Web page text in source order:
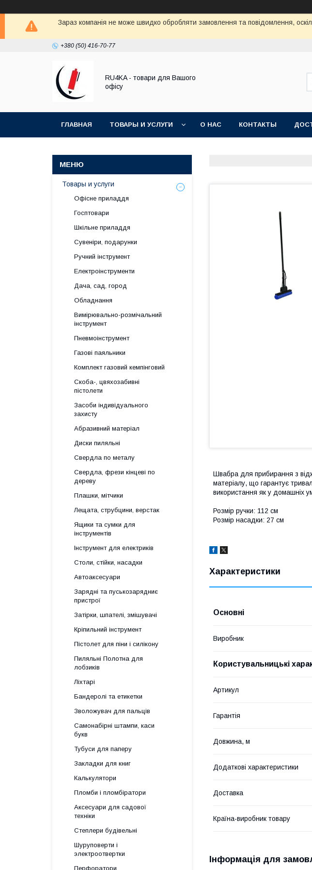
Зараз компанія не може швидко обробляти замовлення та повідомлення,
+380 (50) 416-70-77
RU4KA - товари для Вашого
офісу
ГЛАВНАЯ ТОВАРЫ И УСЛУГИ О НАС КОНТАКТЫ
Швабра для прибирання з
матеріалу, що гарантує
використання як у домашніх
Розмір ручки: 112 см
Розмір насадки: 27 см
Характеристики
Основні
Виробник
Користувальницькі
Артикул
Гарантія
Довжина, м
Додаткові характеристики
Доставка
Країна-виробник товару
Інформація для
Товары и услуги
Офісне приладдя
Госптовари
Шкільне приладдя
Сувеніри, подарунки
Ручний інструмент
Електроінструменти
Дача, сад, город
Обладнання
Вимірювально-розмічальний
інструмент
Пневмоінструмент
Газові паяльники
Комплект газовий кемпінговий
Скоба-, цвяхозабивні
пістолети
Засоби індивідуального
захисту
Абразивний матеріал
Диски пиляльні
Свердла по металу
Свердла, фрези кінцеві по
дереву
Плашки, мітчики
Лещата, струбцини, верстак
Ящики та сумки для
інструментів
Інструмент для електриків
Столи, стійки, насадки
Автоаксесуари
Зарядні та пуськозарядниє
пристрої
Затірки, шпателі, змішувачі
Кріпильний інструмент
Пістолет для піни і силікону
Пиляльні Полотна для
лобзиків
Ліхтарі
Бандеролі та етикетки
Зволожувач для пальців
Самонабірні штампи, каси
букв
Тубуси для паперу
Закладки для книг
Калькулятори
Пломби і пломбіратори
Аксесуари для садової
техніки
Степлери будівельні
Шуруповерти і
электроотвертки
Перфоратори